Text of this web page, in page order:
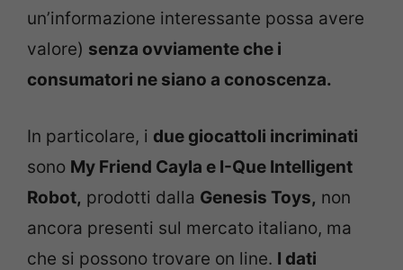
un’informazione interessante possa avere
valore) senza ovviamente che i
consumatori ne siano a conoscenza.
In particolare, i due giocattoli incriminati
sono My Friend Cayla e I-Que Intelligent
Robot, prodotti dalla Genesis Toys, non
ancora presenti sul mercato italiano, ma
che si possono trovare on line. I dati